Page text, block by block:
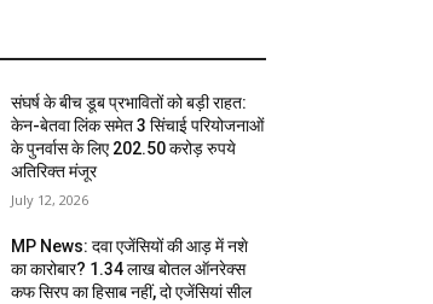
संघर्ष के बीच डूब प्रभावितों को बड़ी राहत:
केन-बेतवा लिंक समेत 3 सिंचाई परियोजनाओं
के पुनर्वास के लिए 202.50 करोड़ रुपये
अतिरिक्त मंजूर
July 12, 2026
MP News: दवा एजेंसियों की आड़ में नशे
का कारोबार? 1.34 लाख बोतल ऑनरेक्स
कफ सिरप का हिसाब नहीं, दो एजेंसियां सील